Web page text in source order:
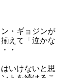
・ギョジンが
えて「泣かな
・
いけないと思